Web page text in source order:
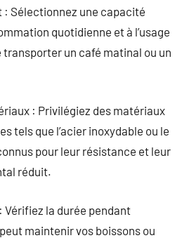
Sélectionnez une capacité
quotidienne et à l’usage
transporter un café matinal ou un
: Privilégiez des matériaux
tels que l’acier inoxydable ou le
pour leur résistance et leur
réduit.
la durée pendant
maintenir vos boissons ou